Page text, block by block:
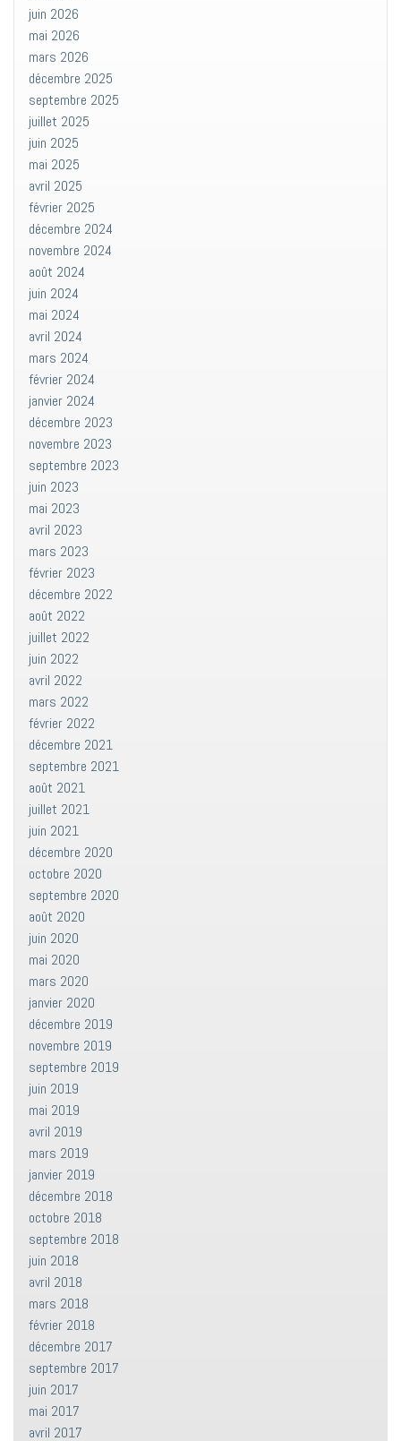
juin 2026
mai 2026
mars 2026
décembre 2025
septembre 2025
juillet 2025
juin 2025
mai 2025
avril 2025
février 2025
décembre 2024
novembre 2024
août 2024
juin 2024
mai 2024
avril 2024
mars 2024
février 2024
janvier 2024
décembre 2023
novembre 2023
septembre 2023
juin 2023
mai 2023
avril 2023
mars 2023
février 2023
décembre 2022
août 2022
juillet 2022
juin 2022
avril 2022
mars 2022
février 2022
décembre 2021
septembre 2021
août 2021
juillet 2021
juin 2021
décembre 2020
octobre 2020
septembre 2020
août 2020
juin 2020
mai 2020
mars 2020
janvier 2020
décembre 2019
novembre 2019
septembre 2019
juin 2019
mai 2019
avril 2019
mars 2019
janvier 2019
décembre 2018
octobre 2018
septembre 2018
juin 2018
avril 2018
mars 2018
février 2018
décembre 2017
septembre 2017
juin 2017
mai 2017
avril 2017